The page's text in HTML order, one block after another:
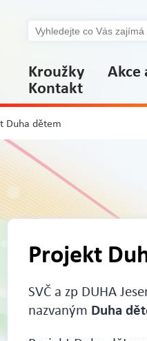
Kroužky Akce
Kontakt
Duha dětem
Projekt
SVČ a zp DUHA
nazvaným Duha